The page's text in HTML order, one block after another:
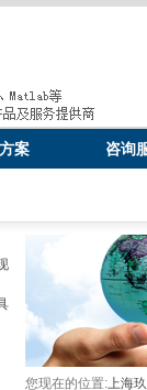
案 咨询
您现在的位置:上海